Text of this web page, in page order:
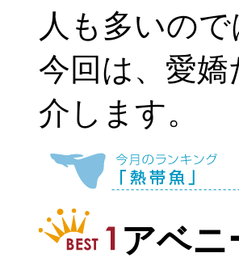
人も多いので
今回は、愛
介します。
アベニ